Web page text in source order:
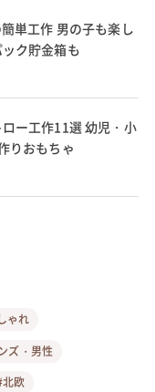
単工作 男の子も楽し
ク貯金箱も
ー工作11選 幼児・小
りおもちゃ
ゃれ
ズ・男性
欧